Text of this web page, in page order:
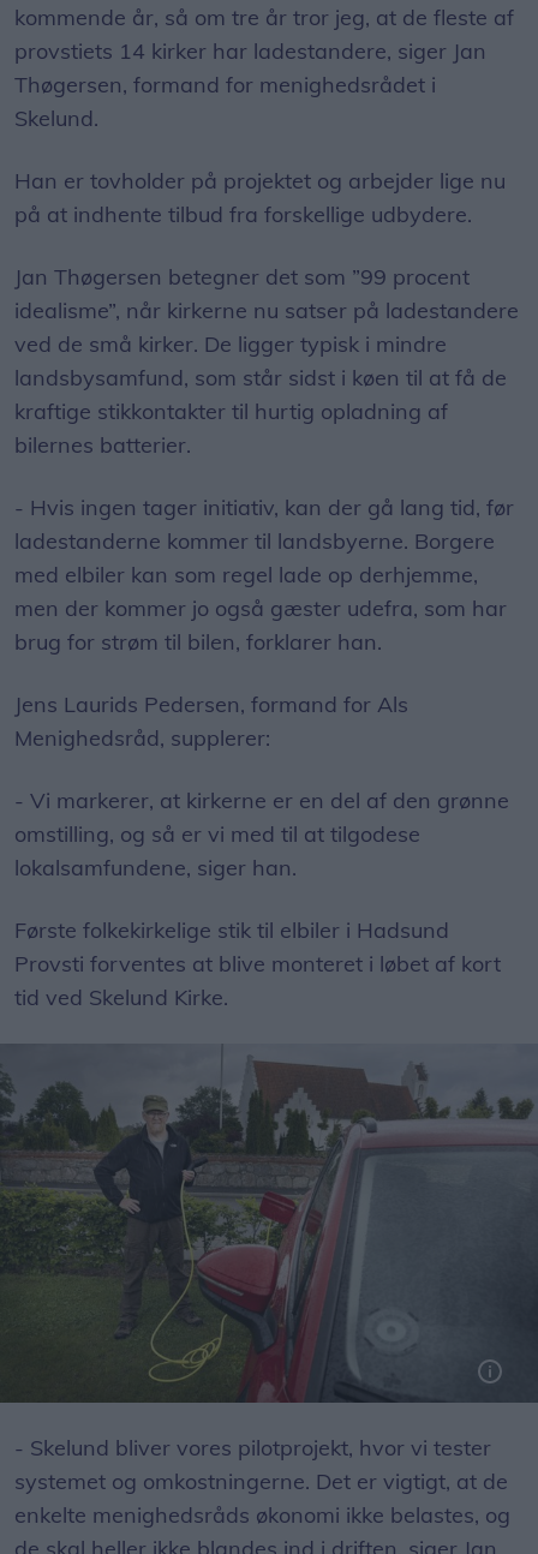
kommende år, så om tre år tror jeg, at de fleste af
provstiets 14 kirker har ladestandere, siger Jan
Thøgersen, formand for menighedsrådet i
Skelund.
Han er tovholder på projektet og arbejder lige nu
på at indhente tilbud fra forskellige udbydere.
Jan Thøgersen betegner det som ”99 procent
idealisme”, når kirkerne nu satser på ladestandere
ved de små kirker. De ligger typisk i mindre
landsbysamfund, som står sidst i køen til at få de
kraftige stikkontakter til hurtig opladning af
bilernes batterier.
- Hvis ingen tager initiativ, kan der gå lang tid, før
ladestanderne kommer til landsbyerne. Borgere
med elbiler kan som regel lade op derhjemme,
men der kommer jo også gæster udefra, som har
brug for strøm til bilen, forklarer han.
Jens Laurids Pedersen, formand for Als
Menighedsråd, supplerer:
- Vi markerer, at kirkerne er en del af den grønne
omstilling, og så er vi med til at tilgodese
lokalsamfundene, siger han.
Første folkekirkelige stik til elbiler i Hadsund
Provsti forventes at blive monteret i løbet af kort
tid ved Skelund Kirke.
- Skelund bliver vores pilotprojekt, hvor vi tester
systemet og omkostningerne. Det er vigtigt, at de
enkelte menighedsråds økonomi ikke belastes, og
de skal heller ikke blandes ind i driften, siger Jan